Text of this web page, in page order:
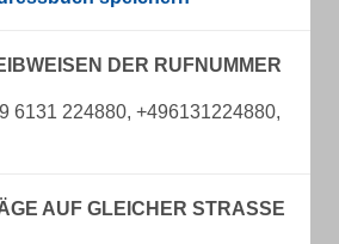
DER RUFNUMMER
6131 224880, +496131224880,
AUF GLEICHER STRASSE